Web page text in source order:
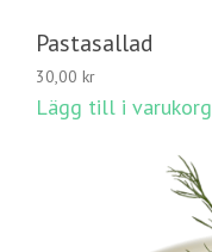
Pastasallad
30,00 kr
Lägg till i varukorg